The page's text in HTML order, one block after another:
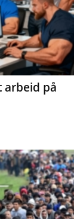
arbeid på